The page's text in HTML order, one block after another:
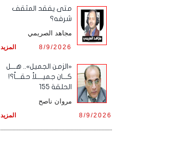
متى يفقد المثقف
شرفه؟
مجاهد الصريمي
المزيد 8/9/2026
«الزمن الجميل».. هـــل
كـــان جميــــلاً حقـــاً؟!
الحلقة 155
مروان ناصح
المزيد 8/9/2026